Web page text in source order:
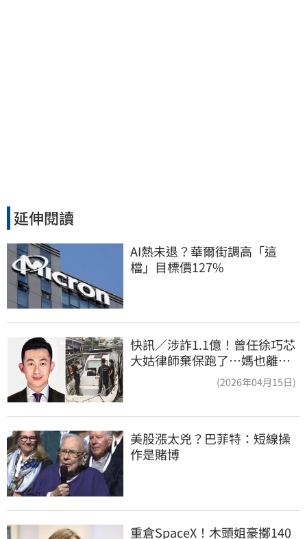
延伸閱讀
AI熱未退？華爾街調高「這
檔」目標價127%
快訊／涉詐1.1億！曾任徐巧芯
大姑律師棄保跑了…媽也離
(2026年04月15日)
美股漲太兇？巴菲特：短線操
作是賭博
重倉SpaceX！木頭姐豪擲140